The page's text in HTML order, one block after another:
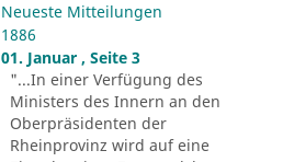
Neueste Mitteilungen
1886
01. Januar , Seite 3
"...In einer Verfügung des
Ministers des Innern an den
Oberpräsidenten der
Rheinprovinz wird auf eine